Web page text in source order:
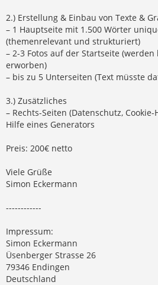
2.) Erstellung & Einbau von Texte &
– 1 Hauptseite mit 1.500 Wörter
(themenrelevant und strukturiert)
– 2-3 Fotos auf der Startseite
erworben)
– bis zu 5 Unterseiten (Text müsste
3.) Zusätzliches
– Rechts-Seiten (Datenschutz,
Hilfe eines Generators
Preis: 200€ netto
Viele Grüße
Simon Eckermann
------------
Impressum:
Simon Eckermann
Üsenberger Strasse 26
79346 Endingen
Deutschland